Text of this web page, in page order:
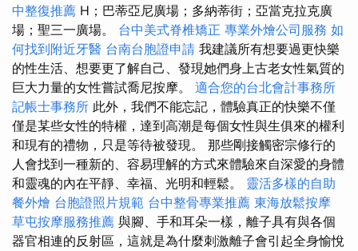
中整復推薦 H；巴蒂亞尼廣場；多納蒂街；亞當克拉克廣
場；聖三一廣場。 台中美式脊椎矯正 專業外燴公司服務 如
何找到附近牙醫 台南台胞證申請 我建議所有想要過更快樂
的性生活、想要更了解自己、發現她們身上古老女性氣質的
巨大力量的女性嘗試喬尼按摩。 適合您的台北會計事務所
記帳士事務所 此外，我們不能忘記，體驗真正的快樂不僅
僅是某些女性的特權，達到高潮是每個女性與生俱來的權利
和現有的禮物，只是等待被發現。 那些剛接觸密宗修行的
人會找到一種新的、容易理解的方式來體驗來自深愛的身體
和靈魂的內在平靜、幸福、光明和輕鬆。 靈活多樣的自助
餐外燴 台胞證照片規範 台中整骨專業推薦 東海放鬆按摩
草屯按摩服務推薦 與腳、手和耳朵一樣，離子具有與各個
器官相連的反射區，這就是為什麼刺激離子會引起全身愉悅